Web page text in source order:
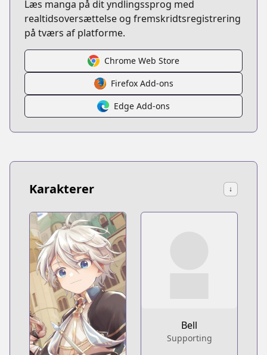
Læs manga på dit yndlingssprog med
realtidsoversættelse og fremskridtsregistrering
på tværs af platforme.
Chrome Web Store
Firefox Add-ons
Edge Add-ons
Karakterer ↓
Bell
Supporting